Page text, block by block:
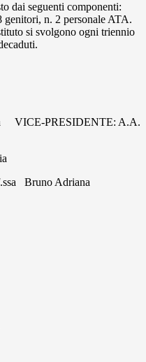
dai seguenti componenti:
genitori, n. 2 personale ATA.
si svolgono ogni triennio
VICE-PRESIDENTE: A.A.
Bruno Adriana